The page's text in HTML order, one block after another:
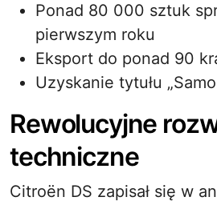
Ponad 80 000 sztuk
pierwszym roku
Eksport do ponad 90
Uzyskanie tytułu
Rewolucyjne
techniczne
Citroën DS zapisał się w